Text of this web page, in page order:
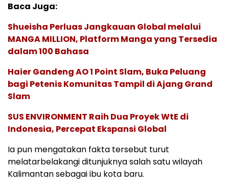
Baca Juga:
Shueisha Perluas Jangkauan Global melalui
MANGA MILLION, Platform Manga yang Tersedia
dalam 100 Bahasa
Haier Gandeng AO 1 Point Slam, Buka Peluang
bagi Petenis Komunitas Tampil di Ajang Grand
Slam
SUS ENVIRONMENT Raih Dua Proyek WtE di
Indonesia, Percepat Ekspansi Global
Ia pun mengatakan fakta tersebut turut
melatarbelakangi ditunjuknya salah satu wilayah
Kalimantan sebagai ibu kota baru.